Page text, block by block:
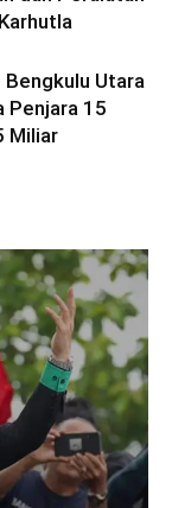
Bengkulu Utara
Penjara 15
Miliar